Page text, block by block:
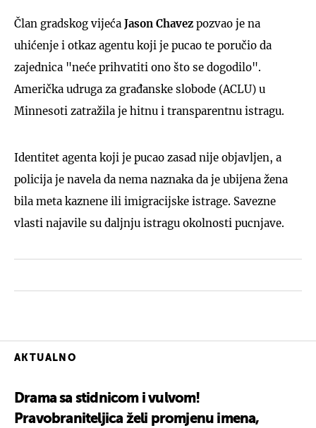
Član gradskog vijeća Jason Chavez pozvao je na
uhićenje i otkaz agentu koji je pucao te poručio da
zajednica "neće prihvatiti ono što se dogodilo".
Američka udruga za građanske slobode (ACLU) u
Minnesoti zatražila je hitnu i transparentnu istragu.
Identitet agenta koji je pucao zasad nije objavljen, a
policija je navela da nema naznaka da je ubijena žena
bila meta kaznene ili imigracijske istrage. Savezne
vlasti najavile su daljnju istragu okolnosti pucnjave.
AKTUALNO
Drama sa stidnicom i vulvom!
Pravobraniteljica želi promjenu imena,